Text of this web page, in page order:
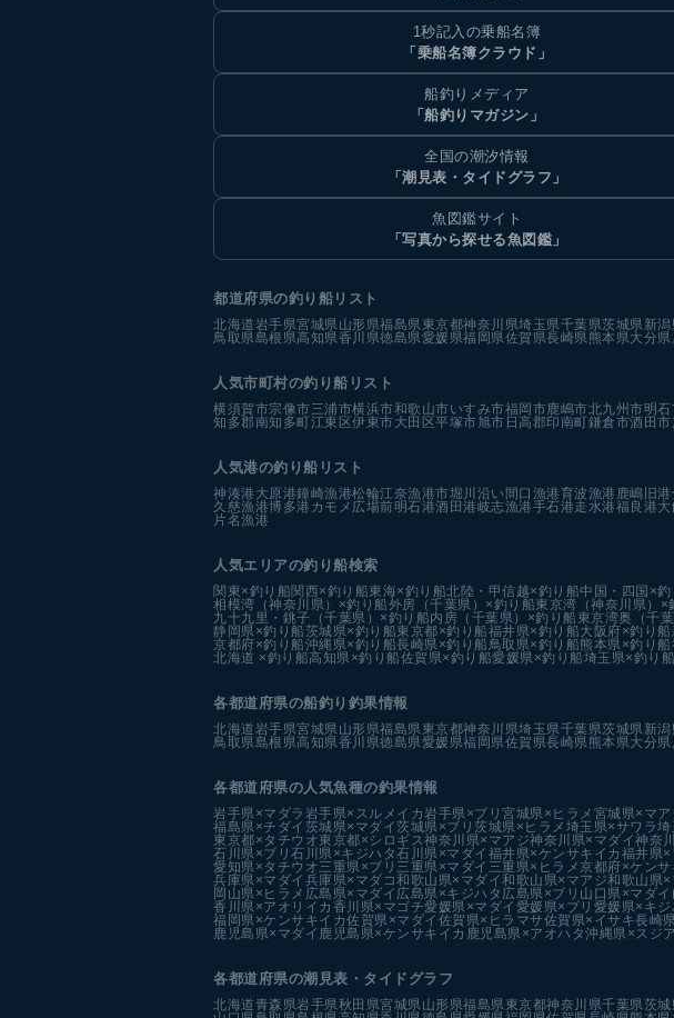
1秒記入の乗船名簿
「乗船名簿クラウド」
船釣りメディア
「船釣りマガジン」
全国の潮汐情報
「潮見表・タイドグラフ」
魚図鑑サイト
「写真から探せる魚図鑑」
都道府県の釣り船リスト
北海道 岩手県宮城県 山形県福島県 東京都神奈川県埼玉県千葉県茨城県 新潟
鳥取県島根県高知県香川県徳島県愛媛県福岡県佐賀県長崎県 熊本県大分県
人気市町村の釣り船リスト
横須賀市宗像市三浦市横浜市和歌山市いすみ市福岡市鹿嶋市北九州市明
知多郡南知多町江東区伊東市大田区平塚市旭市 日高郡印南町鎌倉市酒田市
人気港の釣り船リスト
神湊港 大原港鐘崎漁港松輪江奈漁港市堀川沿い 間口漁港育波漁港 鹿嶋旧港
久慈漁港博多港カモメ広場前明石港酒田港岐志漁港手石港走水港福良港大
片名漁港
人気エリアの釣り船検索
関東×釣り船関西×釣り船東海×釣り船北陸・甲信越×釣り船中国・四国×釣
相模湾（神奈川県）×釣り船外房（千葉県）×釣り船東京湾（神奈川県）×
九十九里・銚子（千葉県）×釣り船内房（千葉県）×釣り船 東京湾奥（千
静岡県×釣り船茨城県×釣り船東京都×釣り船福井県×釣り船大阪府×釣り船
京都府×釣り船沖縄県×釣り船長崎県×釣り船 鳥取県×釣り船熊本県×釣り船
北海道 ×釣り船高知県×釣り船佐賀県×釣り船愛媛県×釣り船埼玉県×釣り船
各都道府県の船釣り釣果情報
北海道 岩手県宮城県 山形県福島県 東京都神奈川県埼玉県千葉県茨城県 新潟
鳥取県島根県高知県香川県徳島県愛媛県福岡県佐賀県長崎県 熊本県大分県
各都道府県の人気魚種の釣果情報
岩手県×マダラ 岩手県×スルメイカ 岩手県×ブリ 宮城県×ヒラメ 宮城県×マア
福島県×チダイ 茨城県×マダイ茨城県×ブリ 茨城県×ヒラメ 埼玉県×サワラ埼
東京都×タチウオ東京都×シロギス神奈川県×マアジ神奈川県×マダイ神奈
石川県×ブリ 石川県×キジハタ石川県×マダイ 福井県×ケンサキイカ 福井県×
愛知県×タチウオ三重県×ブリ 三重県×マダイ 三重県×ヒラメ京都府×ケンサ
兵庫県×マダイ 兵庫県×マダコ和歌山県×マダイ和歌山県×マアジ和歌山県×
岡山県×ヒラメ 広島県×マダイ 広島県×キジハタ 広島県×ブリ 山口県×マダイ
香川県×アオリイカ 香川県×マゴチ愛媛県×マダイ 愛媛県×ブリ 愛媛県×キジ
福岡県×ケンサキイカ佐賀県×マダイ 佐賀県×ヒラマサ佐賀県×イサキ長崎
鹿児島県×マダイ 鹿児島県×ケンサキイカ 鹿児島県×アオハタ沖縄県×スジ
各都道府県の潮見表 ・タイドグラフ
北海道青森県岩手県秋田県宮城県 山形県福島県 東京都神奈川県千葉県茨城